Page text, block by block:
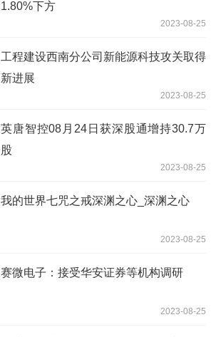
1.80%下方
2023-08-25
工程建设西南分公司新能源科技攻关取得
新进展
2023-08-25
英唐智控08月24日获深股通增持30.7万
股
2023-08-25
我的世界七咒之戒深渊之心_深渊之心
2023-08-25
赛微电子：接受华安证券等机构调研
2023-08-25